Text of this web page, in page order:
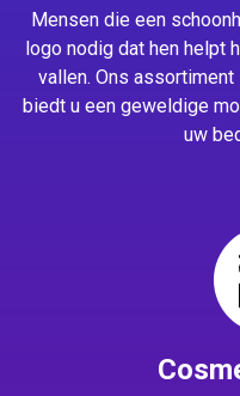
Mensen die een
logo nodig dat hen helpt
vallen. Ons
biedt u een geweldige
uw